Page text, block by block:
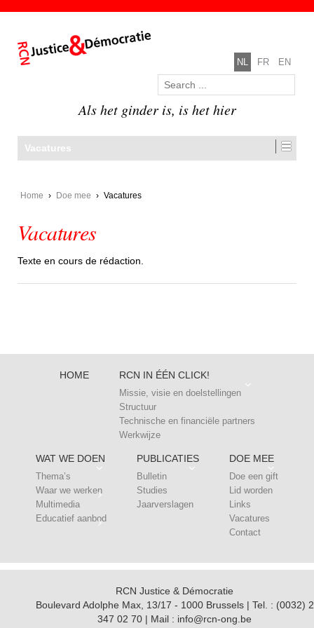
NL FR EN
Als het ginder is, is het hier
Vacatures
Home › Doe mee › Vacatures
Vacatures
Texte en cours de rédaction.
HOME RCN IN ÉÉN CLICK!
Missie, visie en doelstellingen
Structuur
Technische en financiële partners
Werkwijze
WAT WE DOEN
Thema’s
Waar we werken
Multimedia
Educatief aanbod
PUBLICATIES
Bulletin
Studies
Jaarverslagen
DOE MEE
Doe een gift
Lid worden
Links
Vacatures
Contact
RCN Justice & Démocratie
Boulevard Adolphe Max, 13/17 - 1000 Brussels | Tel. : (0032) 2
347 02 70 | Mail : info@rcn-ong.be